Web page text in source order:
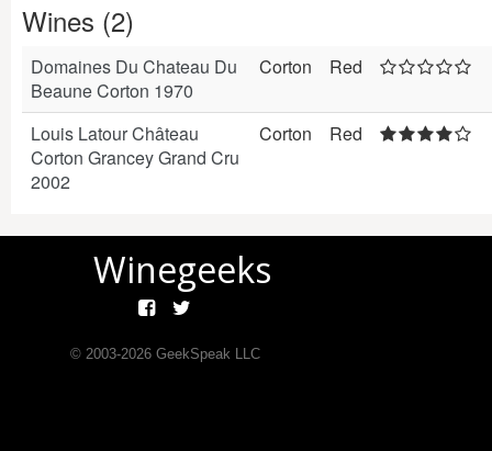
Wines (2)
Domaines Du Chateau Du
Beaune Corton 1970
Corton Red
Louis Latour Château
Corton Grancey Grand Cru
2002
Corton Red
Winegeeks
© 2003-2026GeekSpeak LLC